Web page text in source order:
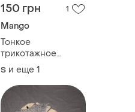
150 грн 1
Mango
Тонкое
трикотажное
платье плисе
S и еще 1